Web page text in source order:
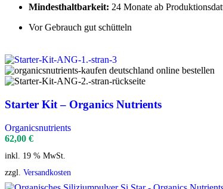
Mindesthaltbarkeit: 24 Monate ab
Vor Gebrauch gut schütteln
Starter Kit – Organics Nutrients
Organicsnutrients
62,00 €
inkl. 19 % MwSt.
zzgl. Versandkosten